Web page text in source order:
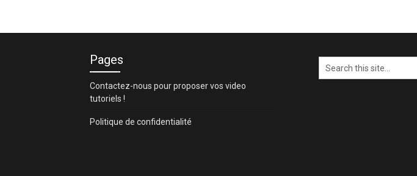
Pages
Contactez-nous pour proposer vos video
tutoriels !
Politique de confidentialité